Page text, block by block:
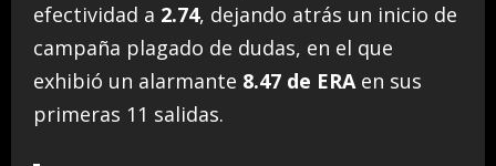
efectividad a 2.74, dejando atrás un inicio de
campaña plagado de dudas, en el que
exhibió un alarmante 8.47 de ERAen sus
primeras 11 salidas.